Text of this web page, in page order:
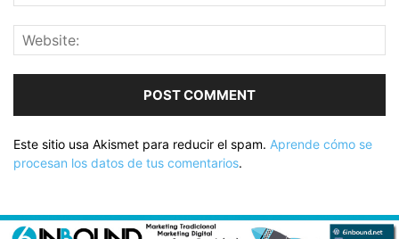
Este sitio usa Akismet para reducir el spam. Aprende cómo se
procesan los datos de tus comentarios.